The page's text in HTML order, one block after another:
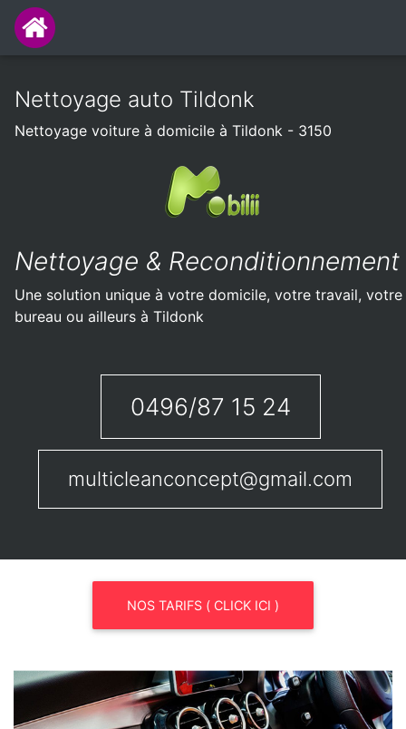
Nettoyage auto Tildonk
Nettoyage voiture à domicile à Tildonk - 3150
Nettoyage & Reconditionnement
Une solution unique à votre domicile, votre travail, votre
bureau ou ailleurs à Tildonk
0496/87 15 24
multicleanconcept@gmail.com
NOS TARIFS ( CLICK ICI )